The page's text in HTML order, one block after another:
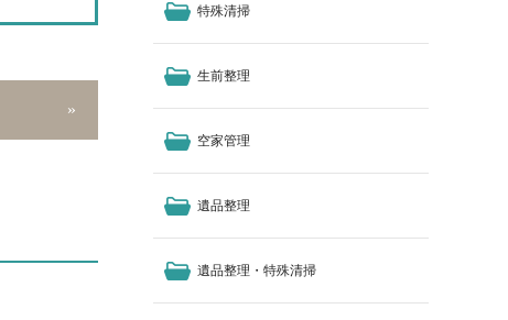
特殊清掃
生前整理
空家管理
遺品整理
遺品整理・特殊清掃